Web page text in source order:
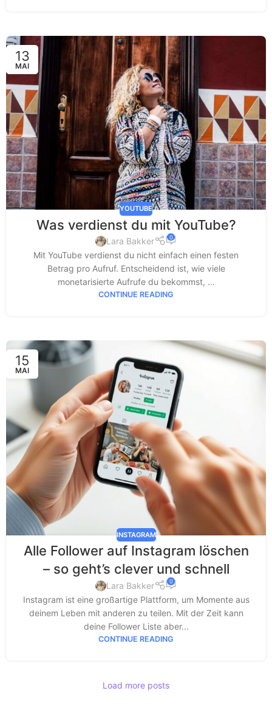
13
MAI
YOUTUBE
Was verdienst du mit YouTube?
Lara Bakker 0
Mit YouTube verdienst du nicht einfach einen festen
Betrag pro Aufruf. Entscheidend ist, wie viele
monetarisierte Aufrufe du bekommst, ...
CONTINUE READING
15
MAI
INSTAGRAM
Alle Follower auf Instagram löschen
– so geht’s clever und schnell
Lara Bakker 0
Instagram ist eine großartige Plattform, um Momente aus
deinem Leben mit anderen zu teilen. Mit der Zeit kann
deine Follower Liste aber...
CONTINUE READING
Load more posts